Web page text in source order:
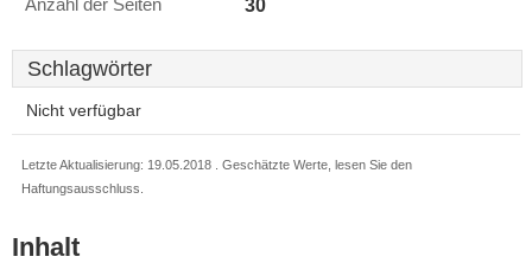
Anzahl der Seiten 30
Schlagwörter
Nicht verfügbar
Letzte Aktualisierung: 19.05.2018 . Geschätzte Werte, lesen Sie den
Haftungsausschluss.
Inhalt